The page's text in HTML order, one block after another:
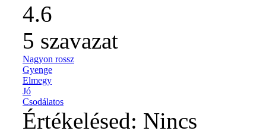
4.6
5 szavazat
Nagyon rossz
Gyenge
Elmegy
Jó
Csodálatos
Értékelésed: Nincs